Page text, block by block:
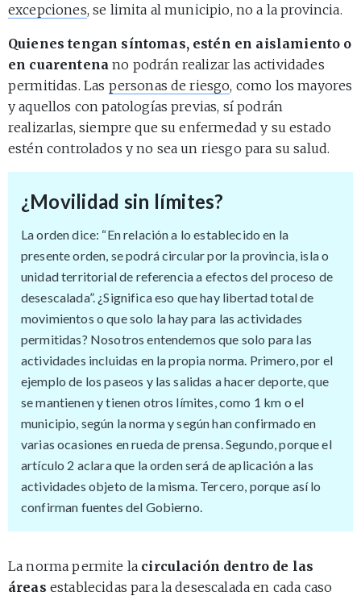
excepciones, se limita al municipio, no a la provincia.
Quienes tengan síntomas, estén en aislamiento o
en cuarentena no podrán realizar las actividades
permitidas. Las personas de riesgo, como los mayores
y aquellos con patologías previas, sí podrán
realizarlas, siempre que su enfermedad y su estado
estén controlados y no sea un riesgo para su salud.
¿Movilidad sin límites?
La orden dice: “En relación a lo establecido en la
presente orden, se podrá circular por la provincia, isla o
unidad territorial de referencia a efectos del proceso de
desescalada”. ¿Significa eso que hay libertad total de
movimientos o que solo la hay para las actividades
permitidas? Nosotros entendemos que solo para las
actividades incluidas en la propia norma. Primero, por el
ejemplo de los paseos y las salidas a hacer deporte, que
se mantienen y tienen otros límites, como 1 km o el
municipio, según la norma y según han confirmado en
varias ocasiones en rueda de prensa. Segundo, porque el
artículo 2 aclara que la orden será de aplicación a las
actividades objeto de la misma. Tercero, porque así lo
confirman fuentes del Gobierno.
La norma permite la circulación dentro de las
áreas establecidas para la desescalada en cada caso